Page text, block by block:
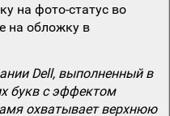
на фото-статус во
на обложку в
Dell, выполненный в
букв с эффектом
охватывает верхнюю